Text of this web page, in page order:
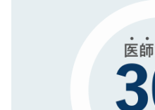
で、機密保持に